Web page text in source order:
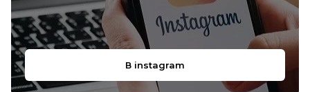
В instagram